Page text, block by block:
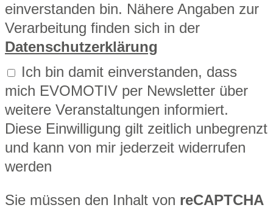
einverstanden bin. Nähere Angaben zur
Verarbeitung finden sich in der
Datenschutzerklärung
Ich bin damit einverstanden, dass
mich EVOMOTIV per Newsletter über
weitere Veranstaltungen informiert.
Diese Einwilligung gilt zeitlich unbegrenzt
und kann von mir jederzeit widerrufen
werden
Sie müssen den Inhalt von reCAPTCHA